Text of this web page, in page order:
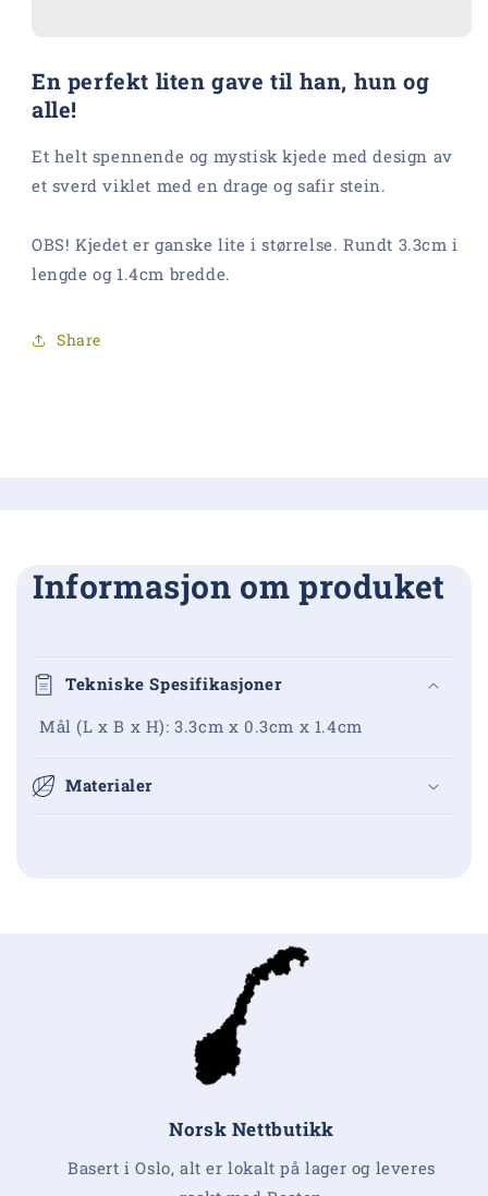
Stein
Safir
Stein
En perfekt liten gave til han, hun og
alle!
Et helt spennende og mystisk kjede med design av
et sverd viklet med en drage og safir stein.
OBS! Kjedet er ganske lite i størrelse. Rundt 3.3cm i
lengde og 1.4cm bredde.
Share
Informasjon om produket
Tekniske Spesifikasjoner
Mål (L x B x H):3.3cm x 0.3cm x 1.4cm
Materialer
Norsk Nettbutikk
Basert i Oslo, alt er lokalt på lager og leveres